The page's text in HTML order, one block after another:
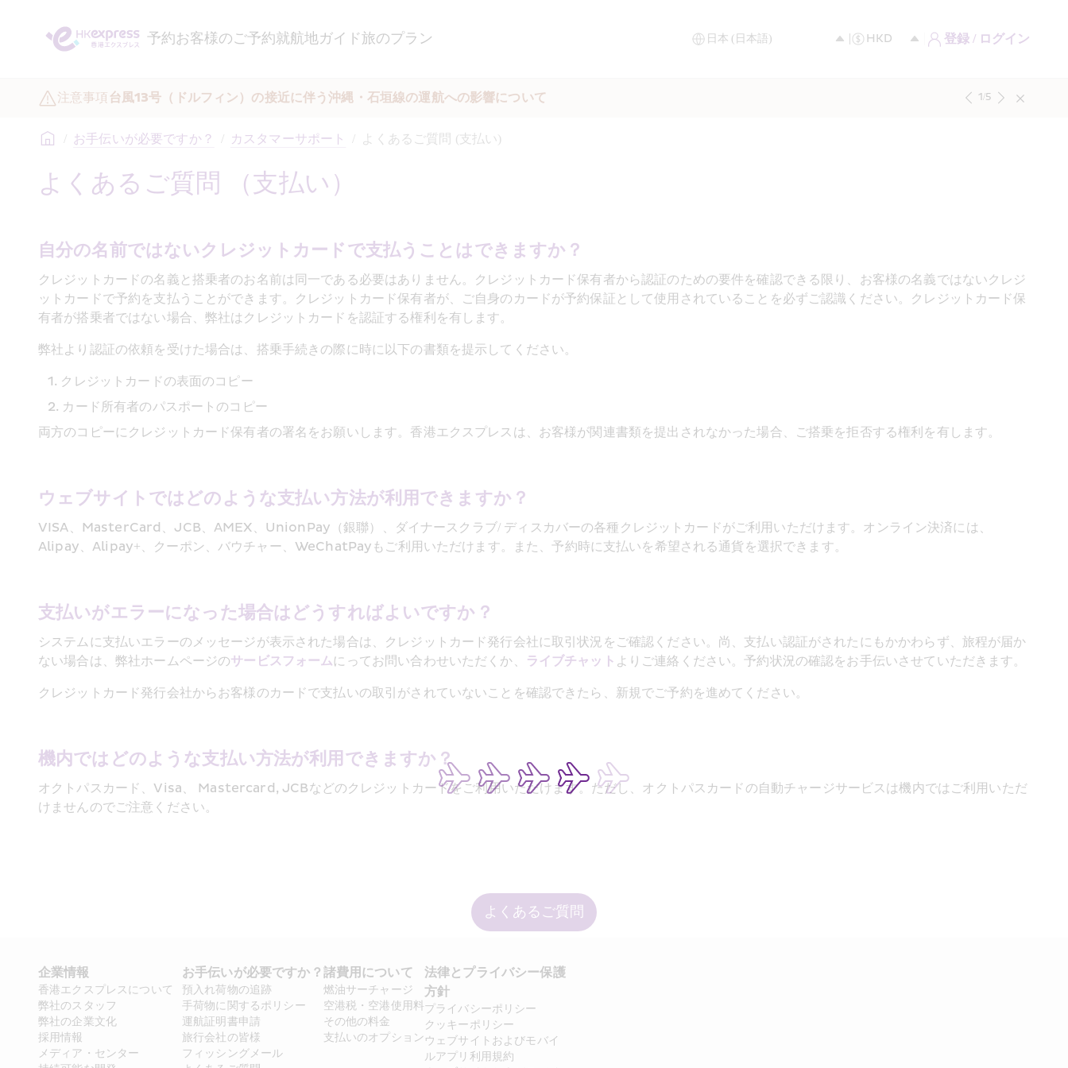
予約お客様のご予約就航地ガイド旅のプラン 登録 / ログイン
注意事項 台風13号（ドルフィン）の接近に伴う沖縄・石垣線の運航への影響について 1/5
/ お手伝いが必要ですか？ / カスタマーサポート / よくあるご質問 (支払い)
よくあるご質問 （支払い）
自分の名前ではないクレジットカードで支払うことはできますか？
クレジットカードの名義と搭乗者のお名前は同一である必要はありません。クレジットカード保有者から認証のための要件を確認できる限り、お客様の名義ではないクレジ
ットカードで予約を支払うことができます。クレジットカード保有者が、ご自身のカードが予約保証として使用されていることを必ずご認識ください。クレジットカード保
有者が搭乗者ではない場合、弊社はクレジットカードを認証する権利を有します。
弊社より認証の依頼を受けた場合は、搭乗手続きの際に時に以下の書類を提示してください。
クレジットカードの表面のコピー
カード所有者のパスポートのコピー
両方のコピーにクレジットカード保有者の署名をお願いします。香港エクスプレスは、お客様が関連書類を提出されなかった場合、ご搭乗を拒否する権利を有します。
ウェブサイトではどのような支払い方法が利用できますか？
VISA、MasterCard、JCB、AMEX、UnionPay（銀聯）、ダイナースクラブ/ ディスカバーの各種クレジットカードがご利用いただけます。オンライン決済には、
Alipay、Alipay+、クーポン、バウチャー、WeChatPayもご利用いただけます。また、予約時に支払いを希望される通貨を選択できます。
支払いがエラーになった場合はどうすればよいですか？
システムに支払いエラーのメッセージが表示された場合は、クレジットカード発行会社に取引状況をご確認ください。尚、支払い認証がされたにもかかわらず、旅程が届か
ない場合は、弊社ホームページのサービスフォームにってお問い合わせいただくか、 ライブチャット よりご連絡ください。予約状況の確認をお手伝いさせていただきます。
クレジットカード発行会社からお客様のカードで支払いの取引がされていないことを確認できたら、新規でご予約を進めてください。
機内ではどのような支払い方法が利用できますか？
オクトパスカード、Visa、 Mastercard, JCBなどのクレジットカードをご利用いただけます。ただし、オクトパスカードの自動チャージサービスは機内ではご利用いただ
けませんのでご注意ください。
よくあるご質問
企業情報
香港エクスプレスについて
弊社のスタッフ
弊社の企業文化
採用情報
メディア・センター
お手伝いが必要ですか？
預入れ荷物の追跡
手荷物に関するポリシー
運航証明書申請
旅行会社の皆様
フィッシングメール
諸費用について
燃油サーチャージ
空港税・空港使用料
その他の料金
支払いのオプション
法律とプライバシー保護
方針
プライバシーポリシー
クッキーポリシー
ウェブサイトおよびモバイ
ルアプリ利用規約